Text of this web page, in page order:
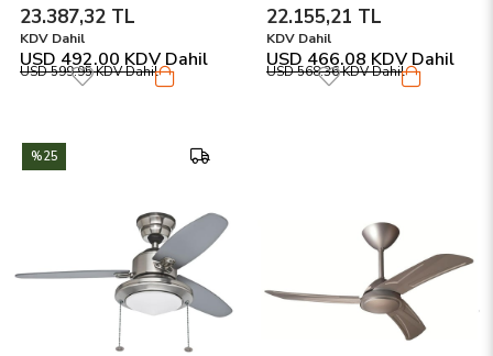
Aydınlatmalı Tavan
Vantilatörü
23.387,32 TL
KDV Dahil
USD 492.00 KDV Dahil
USD 599.95KDV Dahil
Aydınlatmasız Tavan
Vantilatörü
22.155,21 TL
KDV Dahil
USD 466.08 KDV Dahil
USD 568.36KDV Dahil
%25